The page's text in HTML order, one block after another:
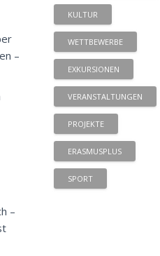
–
–
KULTUR
WETTBEWERBE
EXKURSIONEN
VERANSTALTUNGEN
PROJEKTE
ERASMUSPLUS
SPORT